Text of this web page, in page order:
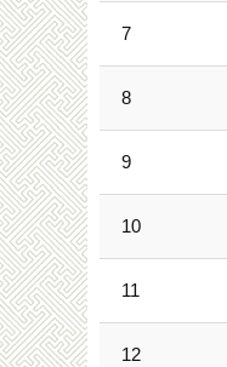
7
8
9
10
11
12